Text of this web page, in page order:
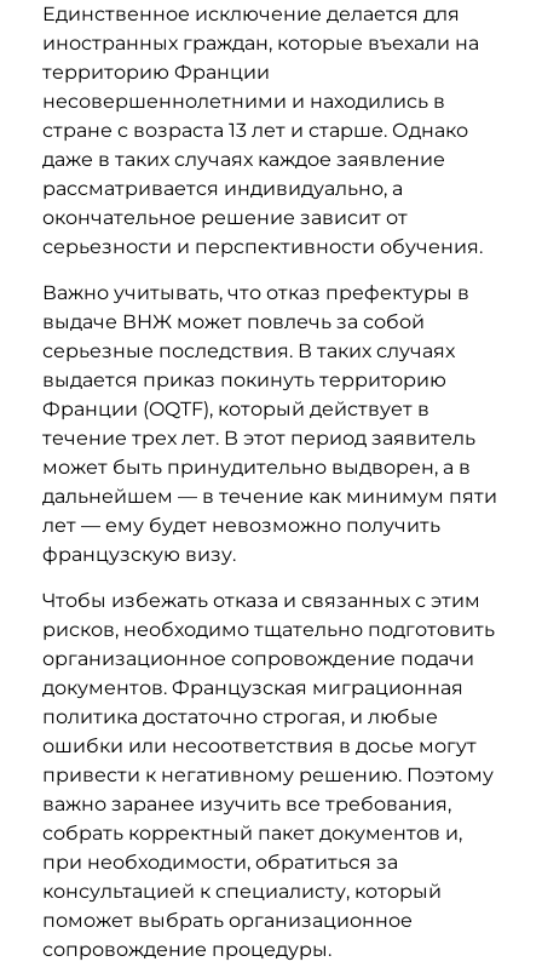
Единственное исключение делается для
иностранных граждан, которые въехали на
территорию Франции
несовершеннолетними и находились в
стране с возраста 13 лет и старше. Однако
даже в таких случаях каждое заявление
рассматривается индивидуально, а
окончательное решение зависит от
серьезности и перспективности обучения.
Важно учитывать, что отказ префектуры в
выдаче ВНЖ может повлечь за собой
серьезные последствия. В таких случаях
выдается приказ покинуть территорию
Франции (OQTF), который действует в
течение трех лет. В этот период заявитель
может быть принудительно выдворен, а в
дальнейшем — в течение как минимум пяти
лет — ему будет невозможно получить
французскую визу.
Чтобы избежать отказа и связанных с этим
рисков, необходимо тщательно подготовить
организационное сопровождение подачи
документов. Французская миграционная
политика достаточно строгая, и любые
ошибки или несоответствия в досье могут
привести к негативному решению. Поэтому
важно заранее изучить все требования,
собрать корректный пакет документов и,
при необходимости, обратиться за
консультацией к специалисту, который
поможет выбрать организационное
сопровождение процедуры.